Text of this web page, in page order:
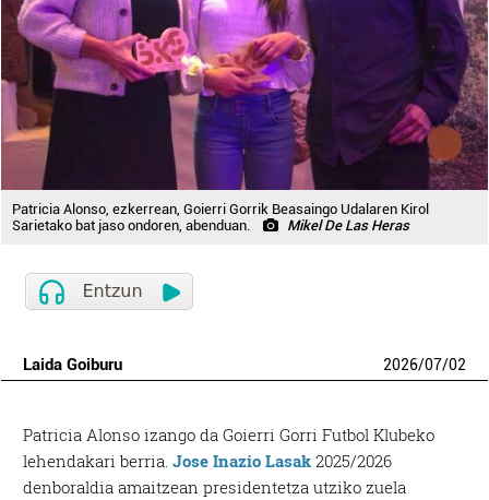
Patricia Alonso, ezkerrean, Goierri Gorrik Beasaingo Udalaren Kirol
Sarietako bat jaso ondoren, abenduan.
Mikel De Las Heras
Laida Goiburu 2026/07/02
Patricia Alonso izango da Goierri Gorri Futbol Klubeko
lehendakari berria.Jose Inazio Lasak 2025/2026
denboraldia amaitzean presidentetza utziko zuela